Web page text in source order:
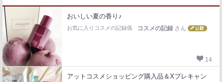
おいしい夏の香り♪
お気に入りコスメの記録係 コスメの記録 さん
14
アットコスメショッピング購入品＆Xプレキャン